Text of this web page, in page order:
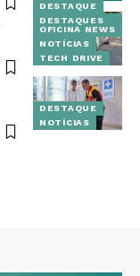
DESTAQUE
DESTAQUES
OFICINA NEWS
NOTÍCIAS
TECH DRIVE
DESTAQUE
NOTÍCIAS